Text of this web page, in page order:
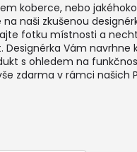
koberce, nebo
naši zkušenou
fotku místnosti a
Designérka Vám navrhne
s ohledem na
zdarma v rámci našich